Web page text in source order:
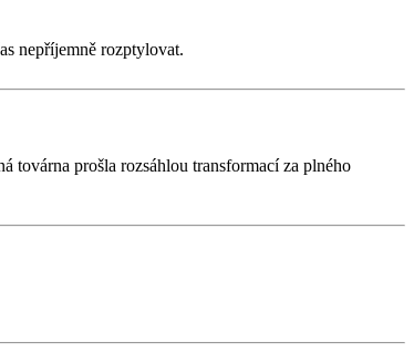
nepříjemně rozptylovat.
továrna prošla rozsáhlou transformací za plného